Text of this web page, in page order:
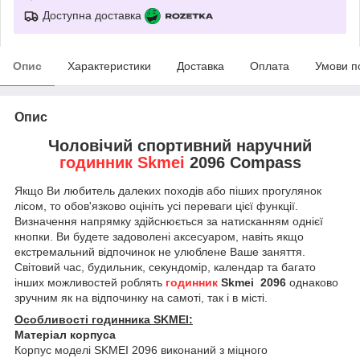
Доступна доставка
Опис Характеристики Доставка Оплата Умови
Опис
Чоловічий спортивний наручний
годинник Skmei 2096 Compass
Якщо Ви любитель далеких походів або піших прогулянок
лісом, то обов'язково оцініть усі переваги цієї функції.
Визначення напрямку здійснюється за натисканням однієї
кнопки. Ви будете задоволені аксесуаром, навіть якщо
екстремальний відпочинок не улюблене Ваше заняття.
Світовий час, будильник, секундомір, календар та багато
інших можливостей роблять годинник Skmei 2096 однаково
зручним як на відпочинку на самоті, так і в місті.
Особливості годинника SKMEI:
Матеріал корпуса
Корпус моделі SKMEI 2096 виконаний з міцного